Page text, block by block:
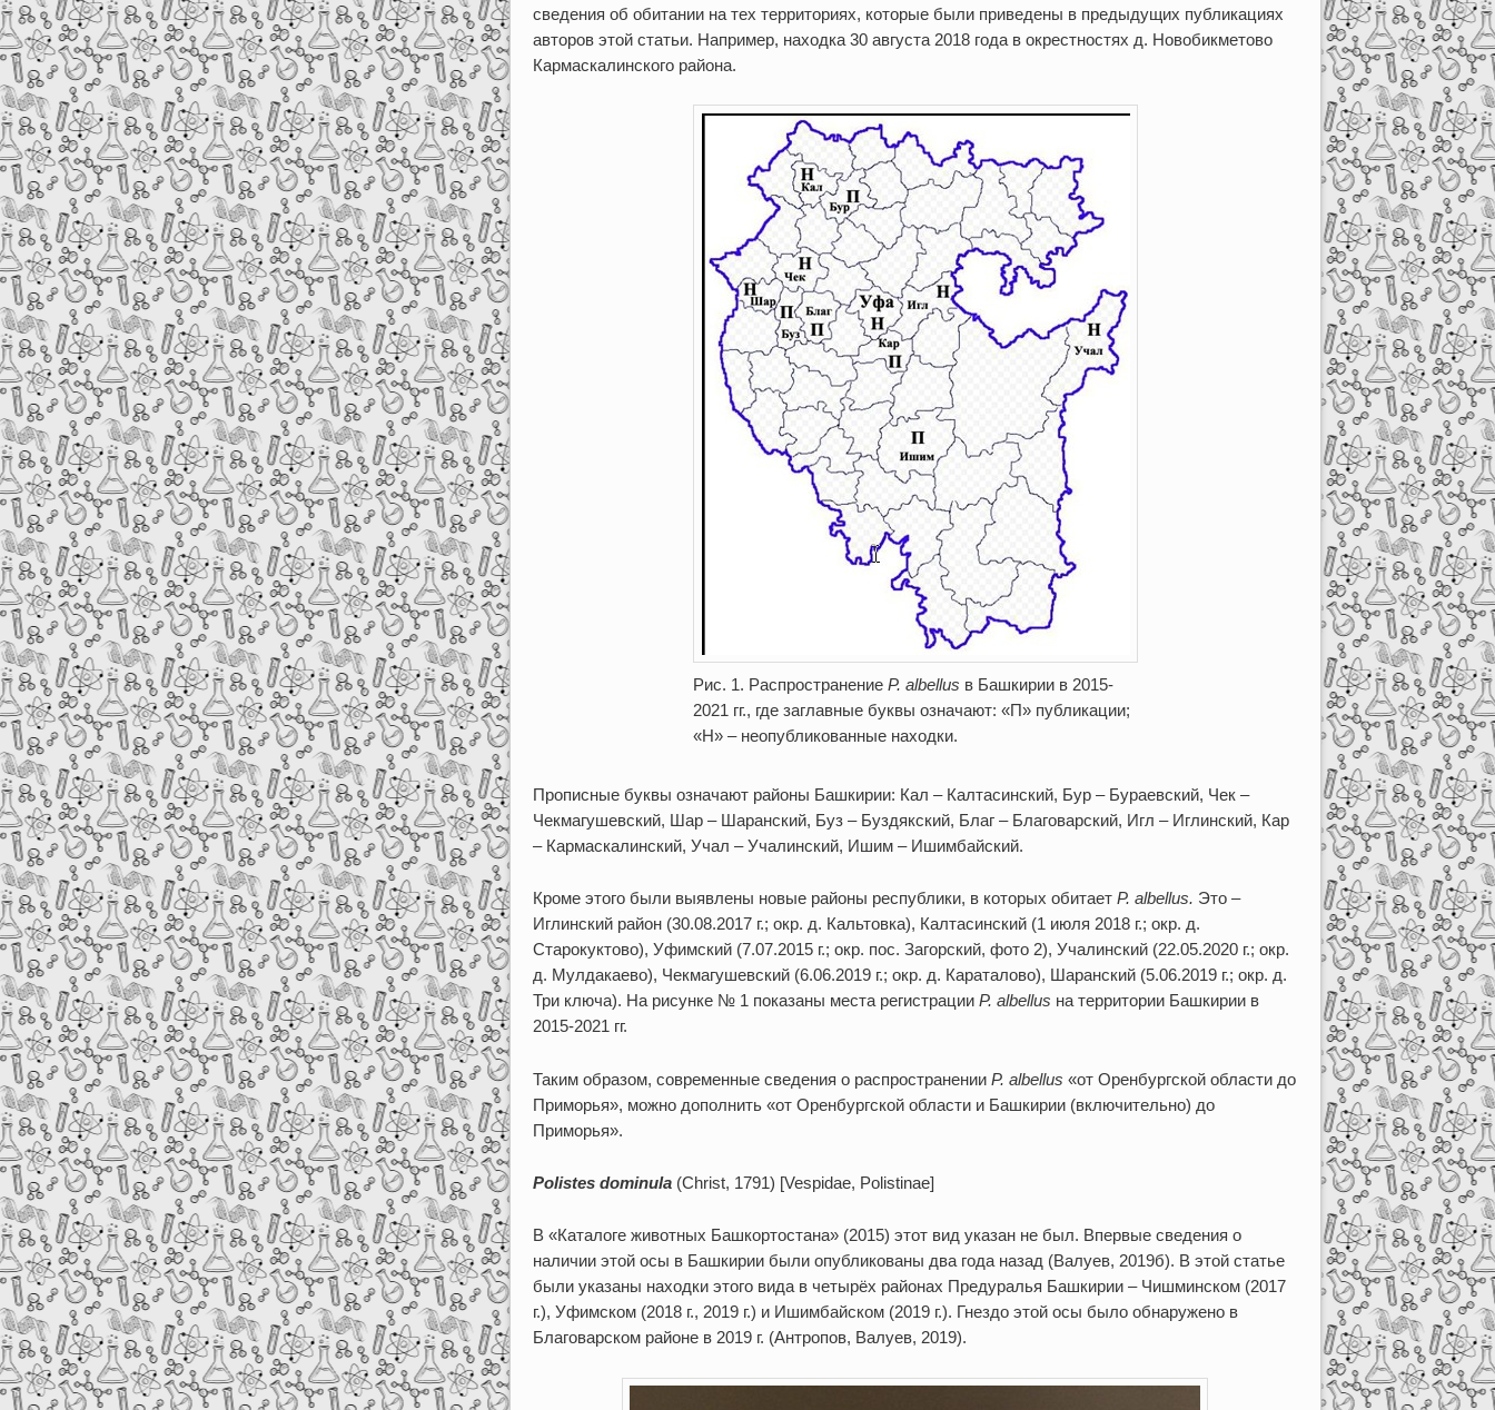
сведения об обитании на тех территориях, которые были приведены в предыдущих публикациях
авторов этой статьи. Например, находка 30 августа 2018 года в окрестностях д. Новобикметово
Кармаскалинского района.
Рис. 1. Распространение P. albellus в Башкирии в 2015-
2021 гг., где заглавные буквы означают: «П» публикации;
«Н» – неопубликованные находки.
Прописные буквы означают районы Башкирии: Кал – Калтасинский, Бур – Бураевский, Чек –
Чекмагушевский, Шар – Шаранский, Буз – Буздякский, Благ – Благоварский, Игл – Иглинский, Кар
– Кармаскалинский, Учал – Учалинский, Ишим – Ишимбайский.
Кроме этого были выявлены новые районы республики, в которых обитает P. albellus. Это –
Иглинский район (30.08.2017 г.; окр. д. Кальтовка), Калтасинский (1 июля 2018 г.; окр. д.
Старокуктово), Уфимский (7.07.2015 г.; окр. пос. Загорский, фото 2), Учалинский (22.05.2020 г.; окр.
д. Мулдакаево), Чекмагушевский (6.06.2019 г.; окр. д. Караталово), Шаранский (5.06.2019 г.; окр. д.
Три ключа). На рисунке № 1 показаны места регистрации P. albellus на территории Башкирии в
2015-2021 гг.
Таким образом, современные сведения о распространении P. albellus «от Оренбургской области до
Приморья», можно дополнить «от Оренбургской области и Башкирии (включительно) до
Приморья».
Polistes dominula(Christ, 1791) [Vespidae, Polistinae]
В «Каталоге животных Башкортостана» (2015) этот вид указан не был. Впервые сведения о
наличии этой осы в Башкирии были опубликованы два года назад (Валуев, 2019б). В этой статье
были указаны находки этого вида в четырёх районах Предуралья Башкирии – Чишминском (2017
г.), Уфимском (2018 г., 2019 г.) и Ишимбайском (2019 г.). Гнездо этой осы было обнаружено в
Благоварском районе в 2019 г. (Антропов, Валуев, 2019).